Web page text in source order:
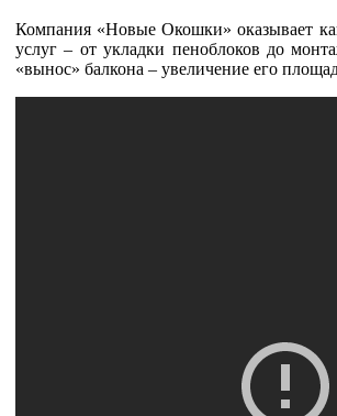
Компания «Новые Окошки» оказывает
услуг – от укладки пеноблоков до
«вынос» балкона – увеличение его